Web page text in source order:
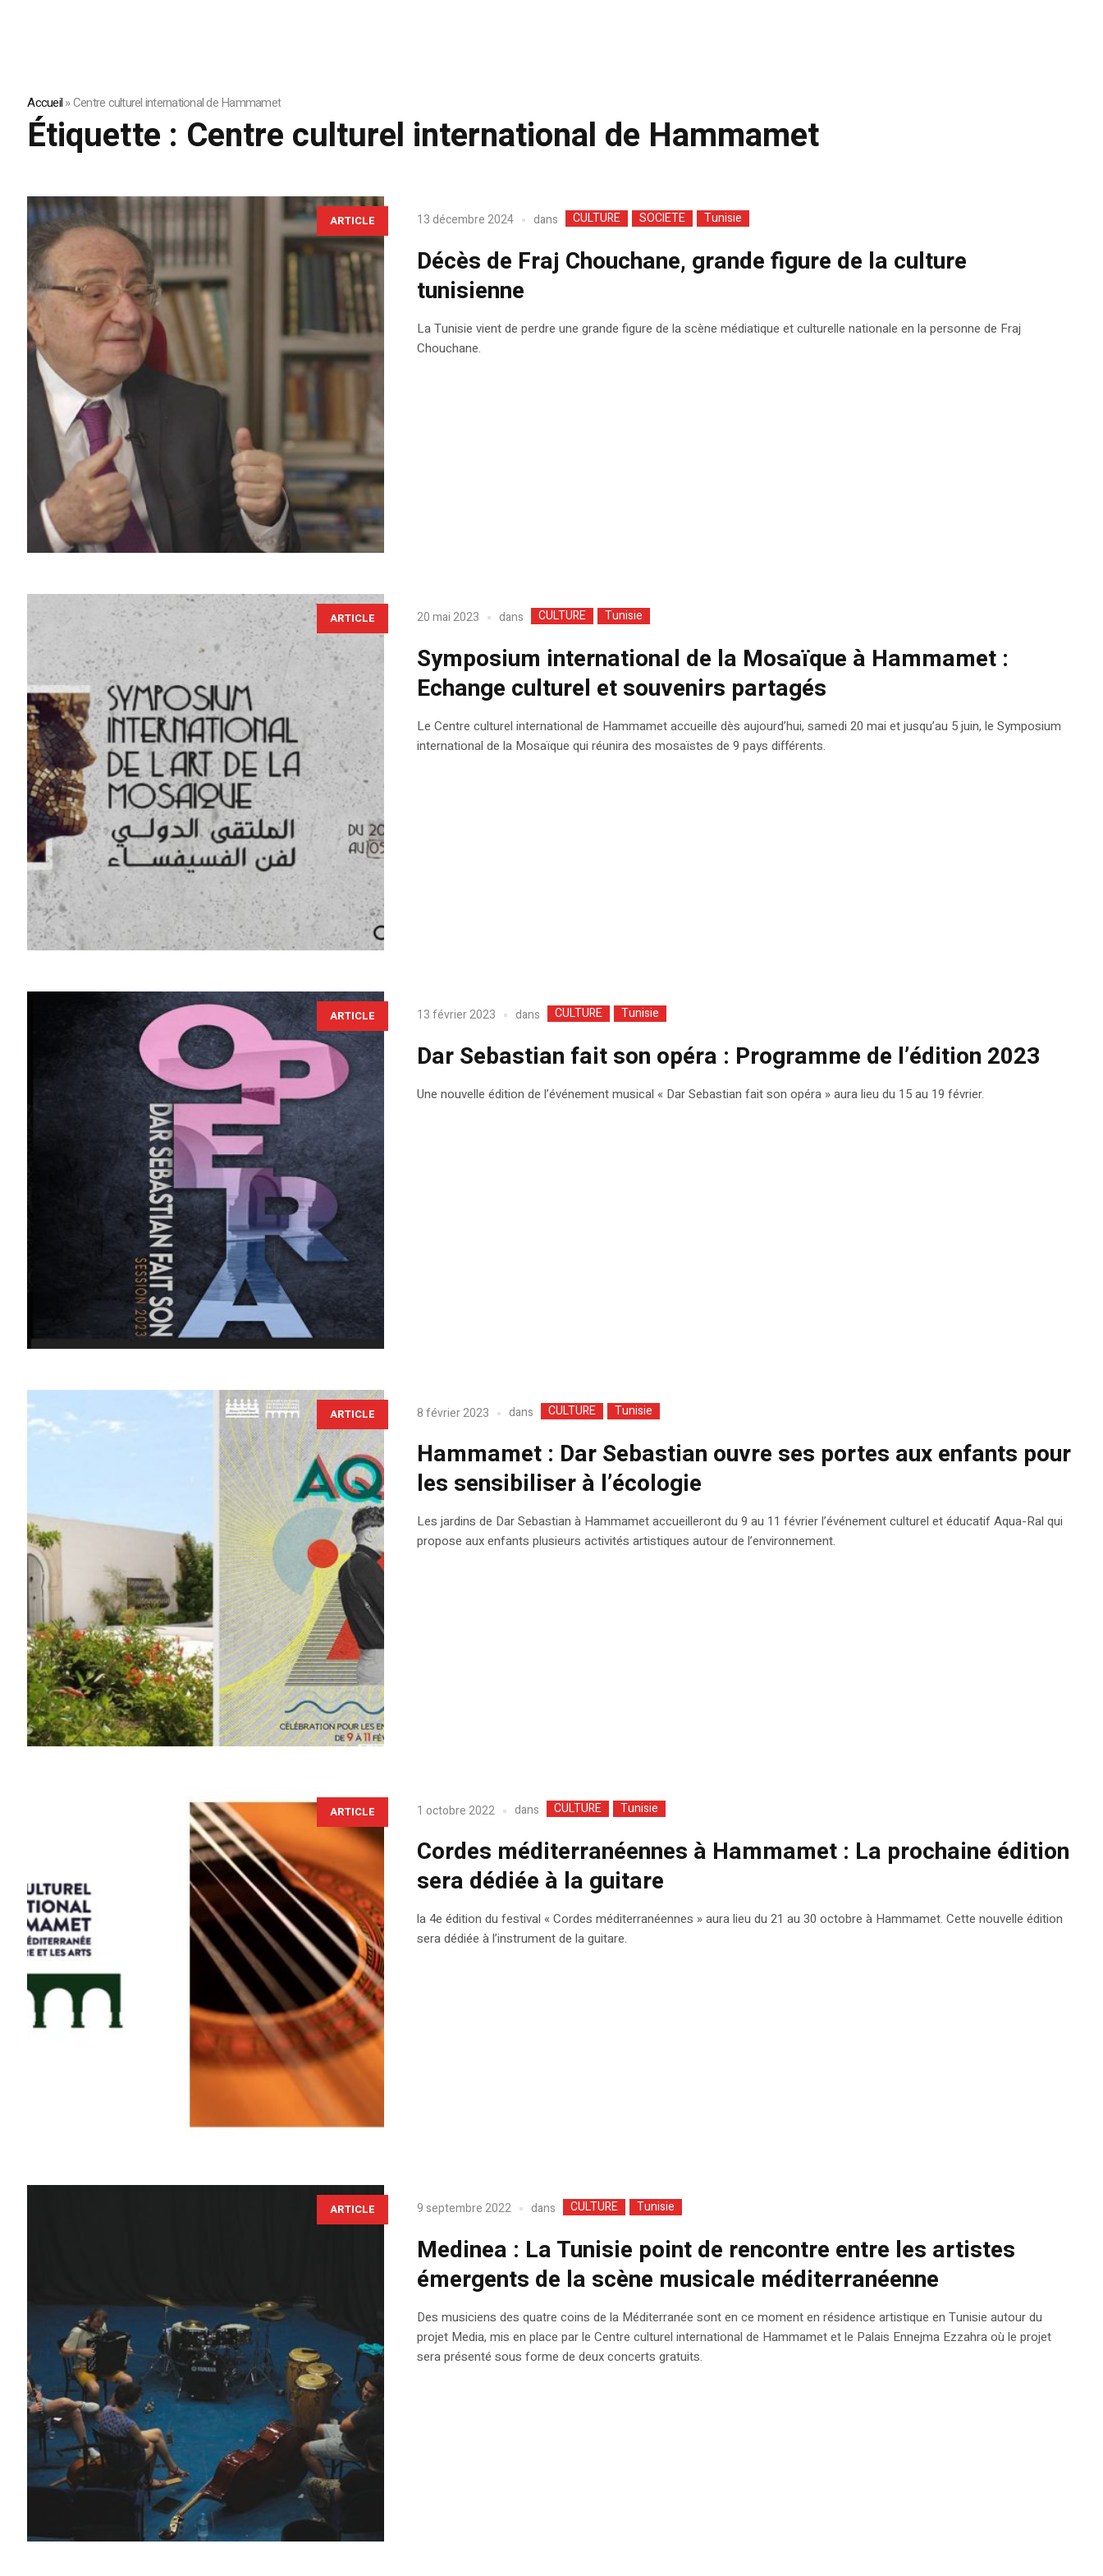
Accueil»Centre culturel international de Hammamet
Étiquette : Centre culturel international de Hammamet
ARTICLE 13 décembre 2024 dans CULTURE SOCIETE Tunisie
Décès de Fraj Chouchane, grande figure de la culture
tunisienne
La Tunisie vient de perdre une grande figure de la scène médiatique et culturelle nationale en la personne de Fraj
Chouchane.
ARTICLE 20 mai 2023 dans CULTURE Tunisie
Symposium international de la Mosaïque à Hammamet :
Echange culturel et souvenirs partagés
Le Centre culturel international de Hammamet accueille dès aujourd’hui, samedi 20 mai et jusqu’au 5 juin, le Symposium
international de la Mosaïque qui réunira des mosaïstes de 9 pays différents.
ARTICLE 13 février 2023 dans CULTURE Tunisie
Dar Sebastian fait son opéra : Programme de l’édition 2023
Une nouvelle édition de l’événement musical « Dar Sebastian fait son opéra » aura lieu du 15 au 19 février.
ARTICLE 8 février 2023 dans CULTURE Tunisie
Hammamet : Dar Sebastian ouvre ses portes aux enfants pour
les sensibiliser à l’écologie
Les jardins de Dar Sebastian à Hammamet accueilleront du 9 au 11 février l’événement culturel et éducatif Aqua-Ral qui
propose aux enfants plusieurs activités artistiques autour de l’environnement.
ARTICLE 1 octobre 2022 dans CULTURE Tunisie
Cordes méditerranéennes à Hammamet : La prochaine édition
sera dédiée à la guitare
la 4e édition du festival « Cordes méditerranéennes » aura lieu du 21 au 30 octobre à Hammamet. Cette nouvelle édition
sera dédiée à l’instrument de la guitare.
ARTICLE 9 septembre 2022 dans CULTURE Tunisie
Medinea : La Tunisie point de rencontre entre les artistes
émergents de la scène musicale méditerranéenne
Des musiciens des quatre coins de la Méditerranée sont en ce moment en résidence artistique en Tunisie autour du
projet Media, mis en place par le Centre culturel international de Hammamet et le Palais Ennejma Ezzahra où le projet
sera présenté sous forme de deux concerts gratuits.